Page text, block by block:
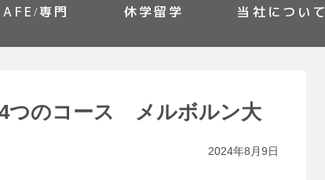
専門 休学留学 当社について
つのコース メルボルン大
2024年8月9日